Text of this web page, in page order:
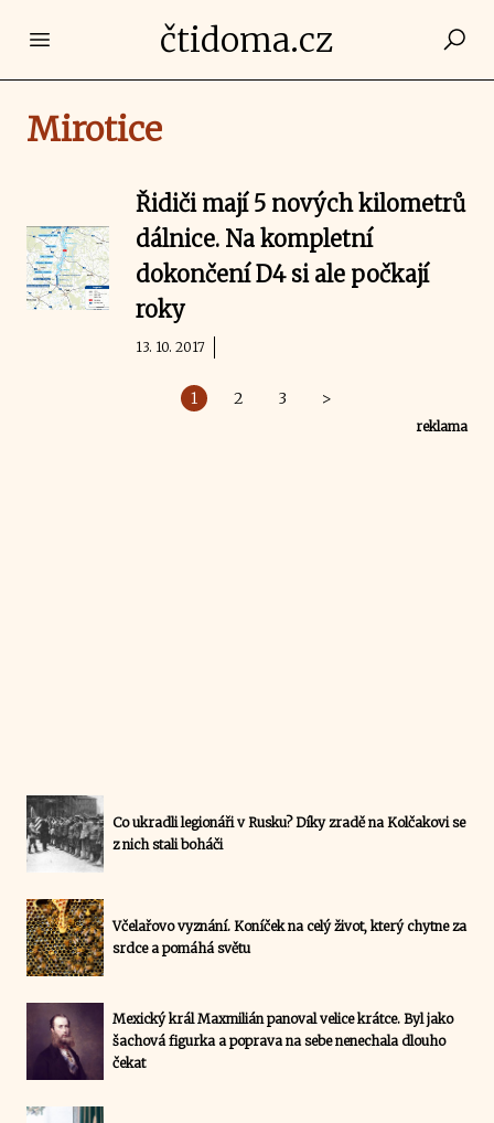
Open main menučtidoma.cz
Mirotice
Řidiči mají 5 nových kilometrů
dálnice. Na kompletní
dokončení D4 si ale počkají
roky
13. 10. 2017
1 2 3 >
reklama
Co ukradli legionáři v Rusku? Díky zradě na Kolčakovi se
z nich stali boháči
Včelařovo vyznání. Koníček na celý život, který chytne za
srdce a pomáhá světu
Mexický král Maxmilián panoval velice krátce. Byl jako
šachová figurka a poprava na sebe nenechala dlouho
čekat